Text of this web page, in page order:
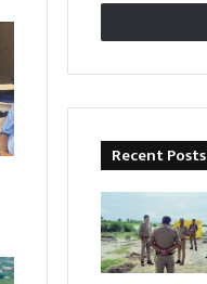
Recent Posts